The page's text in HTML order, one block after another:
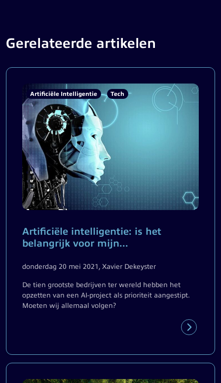
Gerelateerde artikelen
Artificiële Intelligentie Tech
Artificiële intelligentie: is het
belangrijk voor mijn...
donderdag 20 mei 2021, Xavier Dekeyster
De tien grootste bedrijven ter wereld hebben het
opzetten van een AI-project als prioriteit aangestipt.
Moeten wij allemaal volgen?